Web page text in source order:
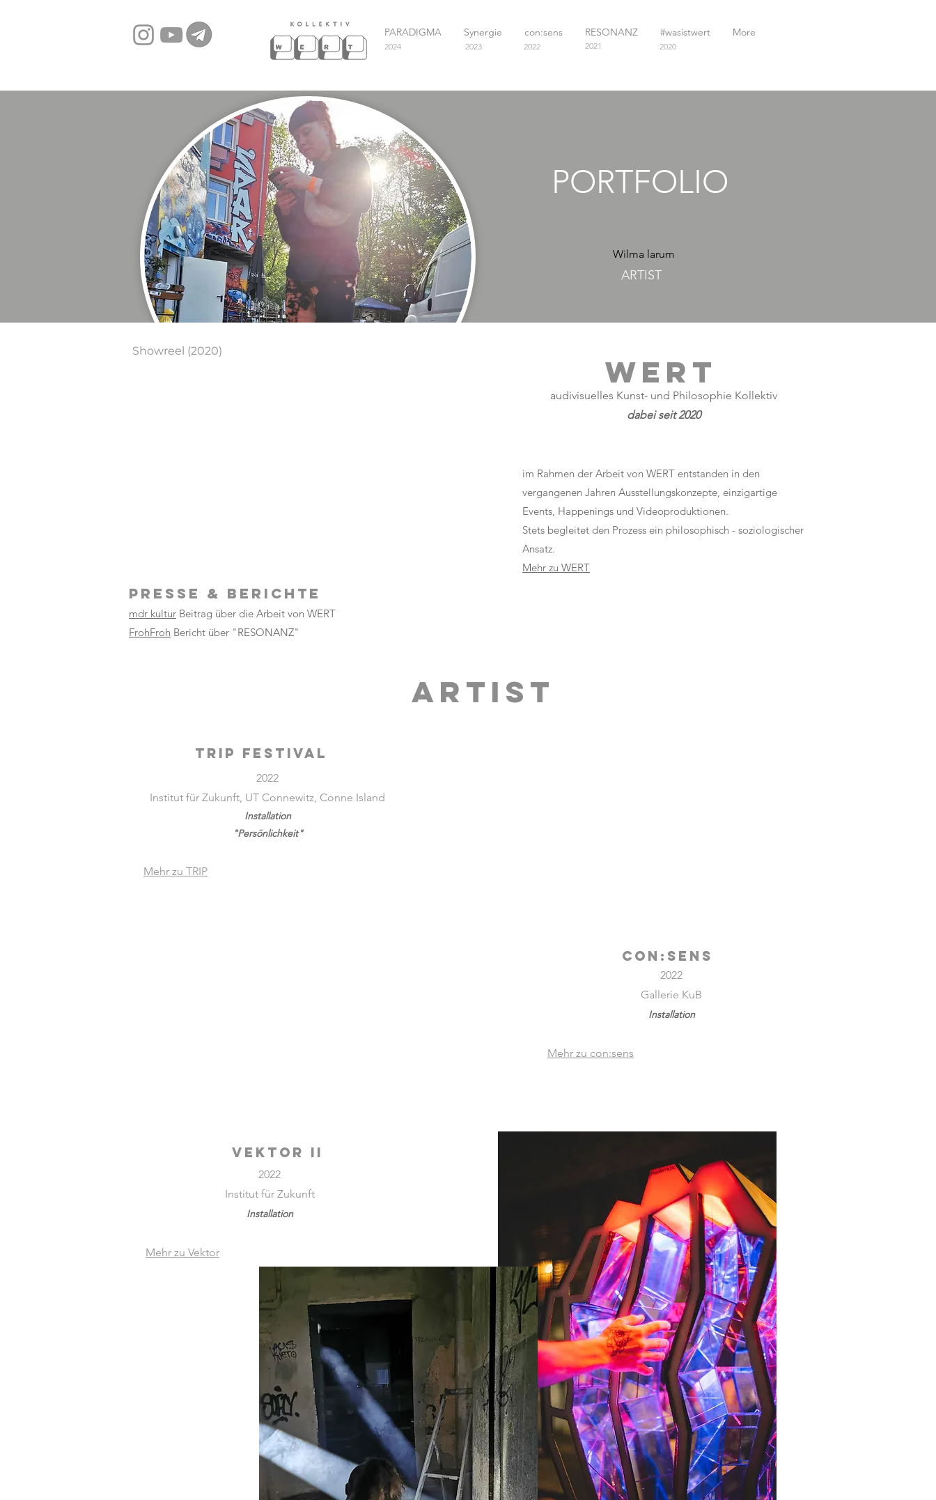
PARADIGMA Synergie con:sens RESONANZ #wasistwert More
2024 2023 2022 2021 2020
PORTFOLIO
Wilma larum
ARTIST
Showreel (2020)
im Rahmen der Arbeit von WERT entstanden in den
vergangenen Jahren Ausstellungskonzepte, einzigartige
Events, Happenings und Videoproduktionen.
Stets begleitet den Prozess ein philosophisch - soziologischer
Ansatz.
Mehr zu WERT
audivisuelles Kunst- und Philosophie Kollektiv
dabei seit 2020
WERT
PRESSE & Berichte
mdr kultur Beitrag über die Arbeit von WERT
FrohFroh Bericht über "RESONANZ"
ARTIST
TRIP FESTIVAL
2022
Institut für Zukunft, UT Connewitz, Conne Island
Installation
"Persönlichkeit"
Mehr zu TRIP
con:sens
2022
Gallerie KuB
Installation
Mehr zu con:sens
VEKTOR II
2022
Institut für Zukunft
Installation
Mehr zu Vektor